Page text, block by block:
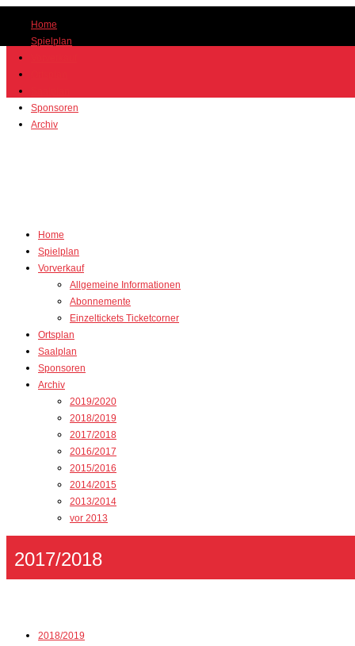
Home
Spielplan
Sponsoren
Archiv
Home
Spielplan
Vorverkauf
Allgemeine Informationen
Abonnemente
Einzeltickets Ticketcorner
Ortsplan
Saalplan
Sponsoren
Archiv
2019/2020
2018/2019
2017/2018
2016/2017
2015/2016
2014/2015
2013/2014
vor 2013
2017/2018
2018/2019